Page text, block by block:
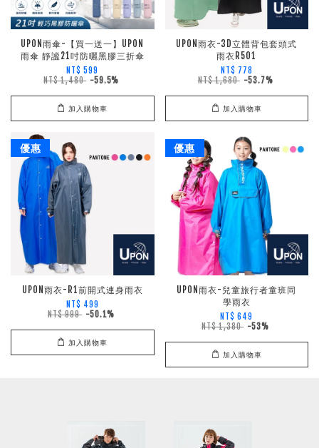
UPON雨傘-【買一送一】UPON
雨傘 靜謐21吋防曬黑膠三折傘
NT$ 599
NT$ 1,480 -59.5%
加入購物車
UPON雨衣-3D立體背包套頭式
雨衣R501
NT$ 778
NT$ 1,680 -53.7%
加入購物車
優惠
UPON雨衣-R1前開式連身雨衣
NT$ 499
NT$ 999 -50.1%
加入購物車
優惠
UPON雨衣-兒童旅行者童班同
學雨衣
NT$ 649
NT$ 1,380 -53%
加入購物車